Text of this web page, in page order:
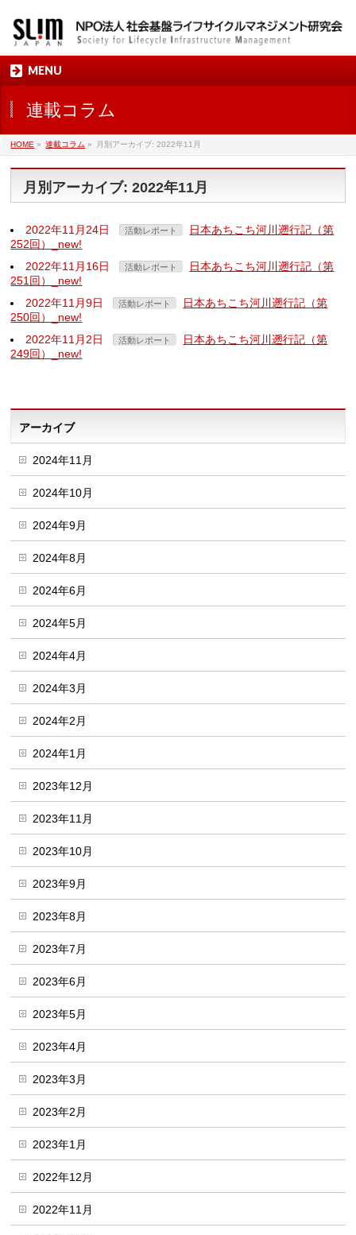
MENU
連載コラム
HOME » 連載コラム » 月別アーカイブ: 2022年11月
月別アーカイブ: 2022年11月
2022年11月24日 活動レポート
日本あちこち河川遡行記（第
252回）_new!
2022年11月16日
活動レポート
日本あちこち河川遡行記（第
251回）_new!
2022年11月9日
活動レポート
日本あちこち河川遡行記（第
250回）_new!
2022年11月2日
活動レポート
日本あちこち河川遡行記（第
249回）_new!
アーカイブ
2024年11月
2024年10月
2024年9月
2024年8月
2024年6月
2024年5月
2024年4月
2024年3月
2024年2月
2024年1月
2023年12月
2023年11月
2023年10月
2023年9月
2023年8月
2023年7月
2023年6月
2023年5月
2023年4月
2023年3月
2023年2月
2023年1月
2022年12月
2022年11月